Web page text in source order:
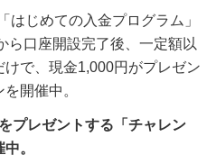
はじめての入金プログラム」
ら口座開設完了後、一定額以
けで、現金1,000円がプレゼン
開催中。
プレゼントする「チャレン
。